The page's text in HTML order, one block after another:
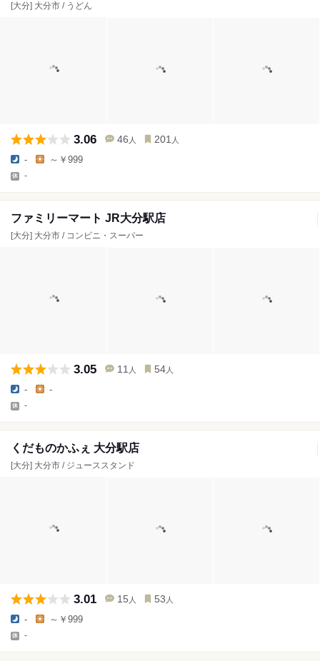
[大分] 大分市 / うどん
3.06 46 人 201 人
- ～￥999
-
ファミリーマート JR大分駅店
[大分] 大分市 / コンビニ・スーパー
3.05 11 人 54 人
- -
-
くだものかふぇ 大分駅店
[大分] 大分市 / ジューススタンド
3.01 15 人 53 人
- ～￥999
-